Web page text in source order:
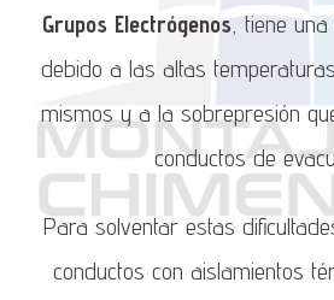
Grupos Electrógenos, tiene una
debido a las altas
mismos y a la sobrepresión
conductos de
Para solventar estas
conductos con aislamientos